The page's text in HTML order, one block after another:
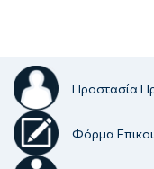
Προστασία
Φόρμα